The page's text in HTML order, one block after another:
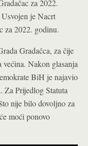
za 2022.
je Nacrt
za 2022. godinu.
Gradačca, za čije
Nakon glasanja
BiH je najavio
Za Prijedlog Statuta
nije bilo dovoljno za
moći ponovo